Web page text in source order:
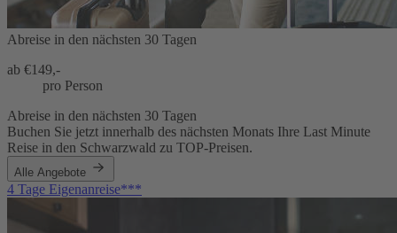
Abreise in den nächsten 30 Tagen
ab €149,-
pro Person
Abreise in den nächsten 30 Tagen
Buchen Sie jetzt innerhalb des nächsten Monats Ihre Last Minute
Reise in den Schwarzwald zu TOP-Preisen.
Alle Angebote
4 Tage Eigenanreise***